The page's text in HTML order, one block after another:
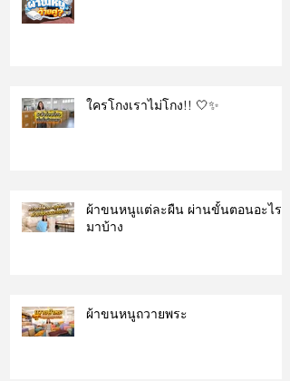
ใครโกงเราไม่โกง!! 🤍✨
ผ้าขนหนูแต่ละผืน ผ่านขั้นตอนอะไร
มาบ้าง
ผ้าขนหนูถวายพระ